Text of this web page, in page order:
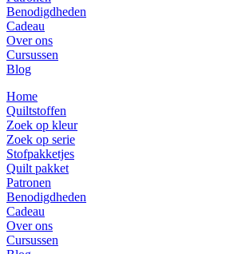
Benodigdheden
Cadeau
Over ons
Cursussen
Blog
Home
Quiltstoffen
Zoek op kleur
Zoek op serie
Stofpakketjes
Quilt pakket
Patronen
Benodigdheden
Cadeau
Over ons
Cursussen